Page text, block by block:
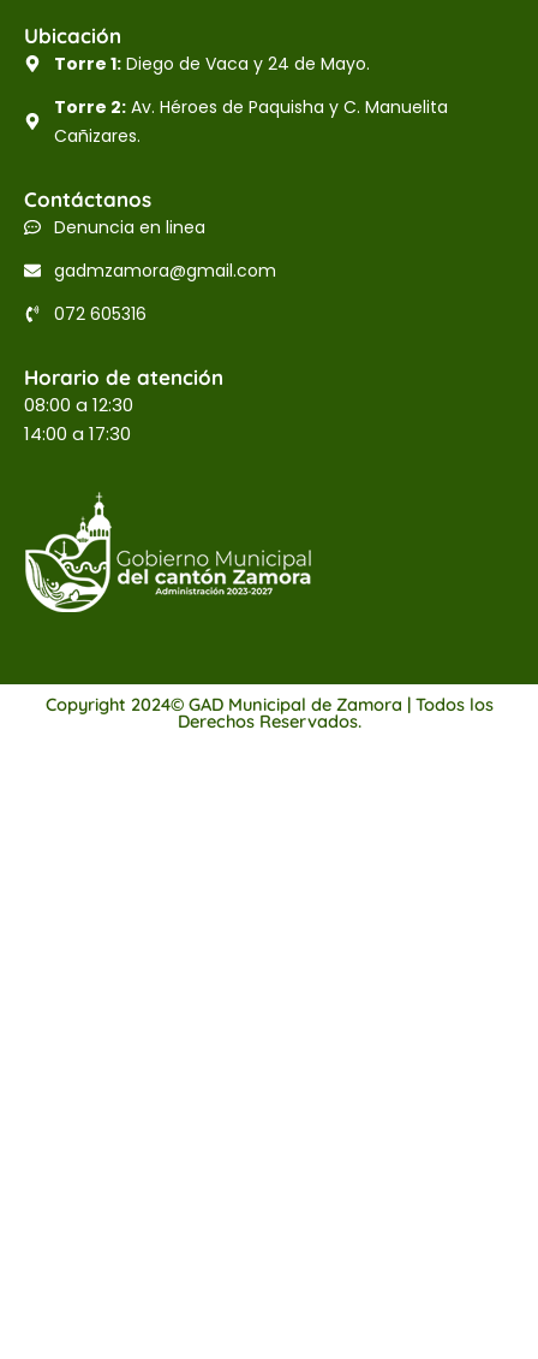
Ubicación
Torre 1:Diego de Vaca y 24 de Mayo.
Torre 2:Av. Héroes de Paquisha y C. Manuelita
Cañizares.
Contáctanos
Denuncia en linea
gadmzamora@gmail.com
072 605316
Horario de atención
08:00 a 12:30
14:00 a 17:30
Copyright 2024© GAD Municipal de Zamora | Todos los
Derechos Reservados.